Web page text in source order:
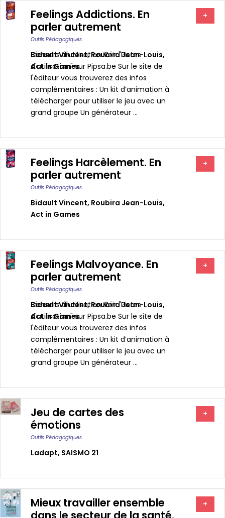
Feelings Addictions. En
parler autrement
Outils Pédagogiques
Bidault Vincent,Roubira Jean-Louis,
Act in Games
Conseils d'utilisation Voir "Pistes
d'utilisation" sur Pipsa.be Sur le site de
l'éditeur vous trouverez des infos
complémentaires : Un kit d’animation à
télécharger pour utiliser le jeu avec un
grand groupe Un générateur ...
+
Feelings Harcèlement. En
parler autrement
Outils Pédagogiques
Bidault Vincent, Roubira Jean-Louis,
Act in Games
+
Feelings Malvoyance. En
parler autrement
Outils Pédagogiques
Bidault Vincent,Roubira Jean-Louis,
Act in Games
Conseils d'utilisation Voir "Pistes
d'utilisation" sur Pipsa.be Sur le site de
l'éditeur vous trouverez des infos
complémentaires : Un kit d’animation à
télécharger pour utiliser le jeu avec un
grand groupe Un générateur ...
+
Jeu de cartes des
émotions
Outils Pédagogiques
Ladapt, SAISMO 21
+
Mieux travailler ensemble
+